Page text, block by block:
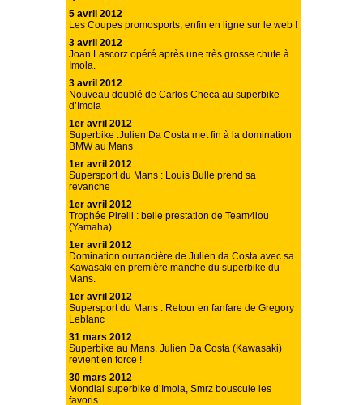
5 avril 2012
Les Coupes promosports, enfin en ligne sur le web !
3 avril 2012
Joan Lascorz opéré après une très grosse chute à
Imola.
3 avril 2012
Nouveau doublé de Carlos Checa au superbike
d’Imola
1er avril 2012
Superbike :Julien Da Costa met fin à la domination
BMW au Mans
1er avril 2012
Supersport du Mans : Louis Bulle prend sa
revanche
1er avril 2012
Trophée Pirelli : belle prestation de Team4iou
(Yamaha)
1er avril 2012
Domination outrancière de Julien da Costa avec sa
Kawasaki en première manche du superbike du
Mans.
1er avril 2012
Supersport du Mans : Retour en fanfare de Gregory
Leblanc
31 mars 2012
Superbike au Mans, Julien Da Costa (Kawasaki)
revient en force !
30 mars 2012
Mondial superbike d’Imola, Smrz bouscule les
favoris